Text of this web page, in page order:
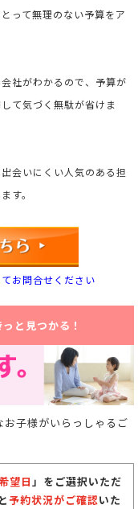
って無理のない予算をア
社がわかるので、予算が
て気づく無駄が省けま
会いにくい人気のある担
す。
お問合せください
と見つかる！
お子様がいらっしゃるご
望日 」をご選択いただ
予約状況がご確認いた